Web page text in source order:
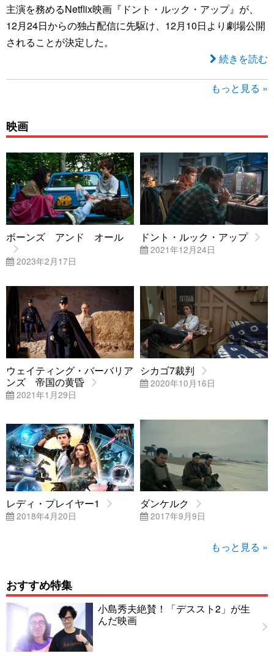
主演を務めるNetflix映画『ドント・ルック・アップ』が、
12月24日からの独占配信に先駆け、12月10日より劇場公開
されることが決定した。
続きを読む
もっと見る »
映画
ボーンズ アンド オール
2023年2月17日
ドント・ルック・アップ
2021年12月24日
ウェイティング・バーバリア
ンズ 帝国の黄昏
2021年1月29日
シカゴ7裁判
2020年10月16日
レディ・プレイヤー1
2018年4月20日
ダンケルク
2017年9月9日
もっと見る »
おすすめ特集
小島秀夫絶賛！「デススト2」が生
んだ映画